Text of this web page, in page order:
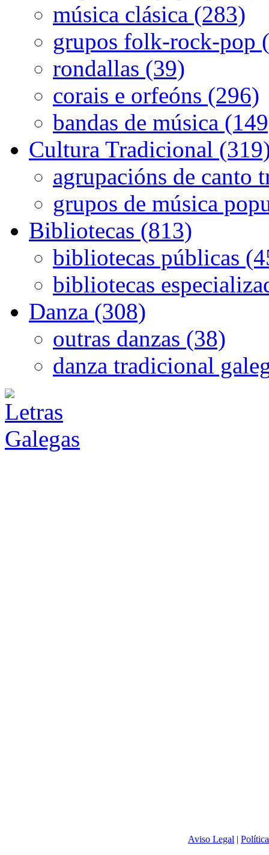
música clásica (283)
grupos folk-rock-pop
rondallas (39)
corais e orfeóns (296)
bandas de música
Cultura Tradicional
agrupacións de canto
grupos de música
Bibliotecas (813)
bibliotecas públicas
bibliotecas
Danza (308)
outras danzas (38)
danza tradicional
Aviso Legal |